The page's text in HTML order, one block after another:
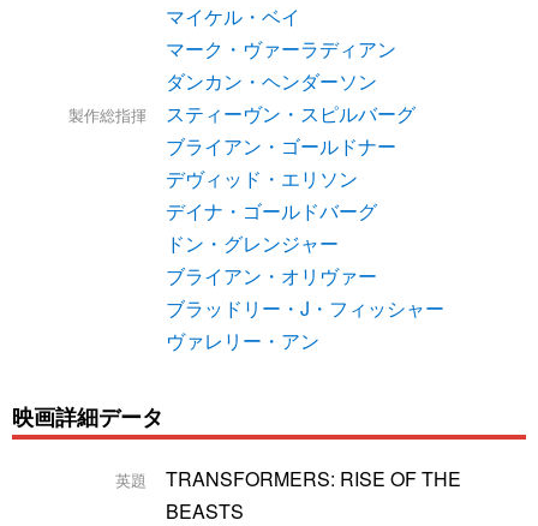
マイケル・ベイ
マーク・ヴァーラディアン
ダンカン・ヘンダーソン
製作総指揮
スティーヴン・スピルバーグ
ブライアン・ゴールドナー
デヴィッド・エリソン
デイナ・ゴールドバーグ
ドン・グレンジャー
ブライアン・オリヴァー
ブラッドリー・J・フィッシャー
ヴァレリー・アン
映画詳細データ
英題
TRANSFORMERS: RISE OF THE
BEASTS